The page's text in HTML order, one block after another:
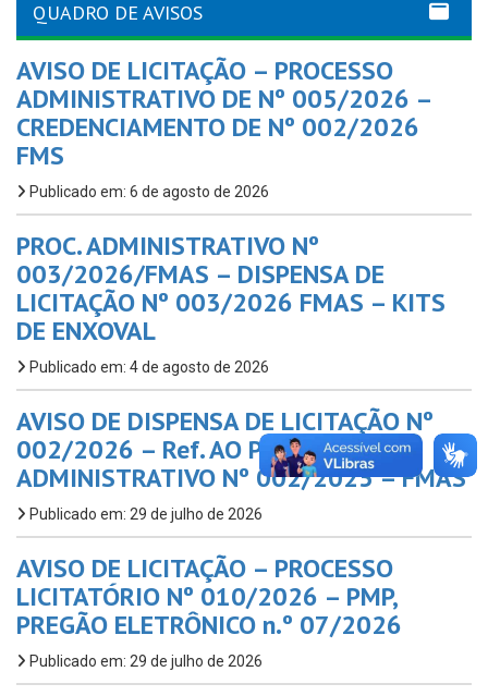
QUADRO DE AVISOS
AVISO DE LICITAÇÃO – PROCESSO
ADMINISTRATIVO DE Nº 005/2026 –
CREDENCIAMENTO DE Nº 002/2026
FMS
Publicado em: 6 de agosto de 2026
PROC. ADMINISTRATIVO Nº
003/2026/FMAS – DISPENSA DE
LICITAÇÃO Nº 003/2026 FMAS – KITS
DE ENXOVAL
Publicado em: 4 de agosto de 2026
AVISO DE DISPENSA DE LICITAÇÃO Nº
002/2026 – Ref. AO PROC.
ADMINISTRATIVO Nº 002/2025 – FMAS
Publicado em: 29 de julho de 2026
AVISO DE LICITAÇÃO – PROCESSO
LICITATÓRIO Nº 010/2026 – PMP,
PREGÃO ELETRÔNICO n.º 07/2026
Publicado em: 29 de julho de 2026